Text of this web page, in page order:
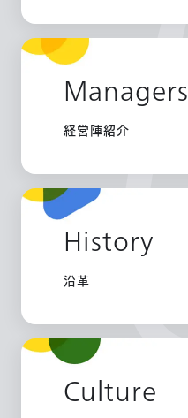
Managers
経営陣紹介
History
沿革
Culture